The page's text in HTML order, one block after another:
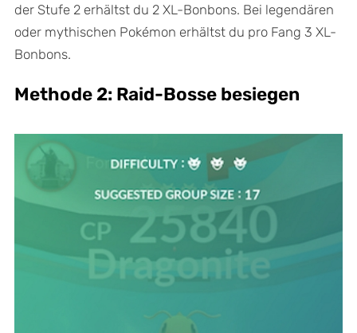
der Stufe 2 erhältst du 2 XL-Bonbons. Bei legendären
oder mythischen Pokémon erhältst du pro Fang 3 XL-
Bonbons.
Methode 2: Raid-Bosse besiegen